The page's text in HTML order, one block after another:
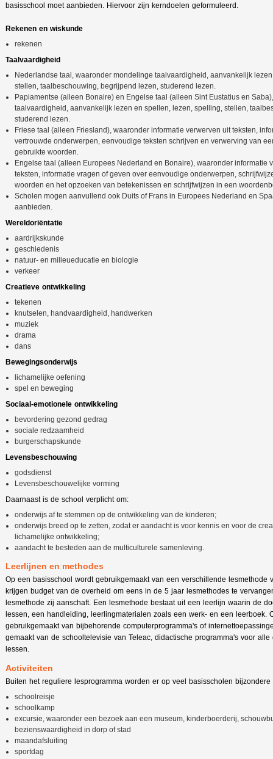
basisschool moet aanbieden. Hiervoor zijn kerndoelen geformuleerd.
Rekenen en wiskunde
rekenen
Taalvaardigheid
Nederlandse taal, waaronder mondelinge taalvaardigheid, aanvankelijk
stellen, taalbeschouwing, begrijpend lezen, studerend lezen.
Papiamentse (alleen Bonaire) en Engelse taal (alleen Sint Eustatius en
taalvaardigheid, aanvankelijk lezen en spellen, lezen, spelling, stellen,
studerend lezen.
Friese taal (alleen Friesland), waaronder informatie verwerven uit teksten,
vertrouwde onderwerpen, eenvoudige teksten schrijven en verwerving van
gebruikte woorden.
Engelse taal (alleen Europees Nederland en Bonaire), waaronder informatie
teksten, informatie vragen of geven over eenvoudige onderwerpen,
woorden en het opzoeken van betekenissen en schrijfwijzen in een
Scholen mogen aanvullend ook Duits of Frans in Europees Nederland en
aanbieden.
Wereldoriëntatie
aardrijkskunde
geschiedenis
natuur- en milieueducatie en biologie
verkeer
Creatieve ontwikkeling
tekenen
knutselen, handvaardigheid, handwerken
muziek
drama
dans
Bewegingsonderwijs
lichamelijke oefening
spel en beweging
Sociaal-emotionele ontwikkeling
bevordering gezond gedrag
sociale redzaamheid
burgerschapskunde
Levensbeschouwing
godsdienst
Levensbeschouwelijke vorming
Daarnaast is de school verplicht om:
onderwijs af te stemmen op de ontwikkeling van de kinderen;
onderwijs breed op te zetten, zodat er aandacht is voor kennis en voor de
lichamelijke ontwikkeling;
aandacht te besteden aan de multiculturele samenleving.
Leerlijnen en methodes
Op een basisschool wordt gebruikgemaakt van een verschillende lesmethode
krijgen budget van de overheid om eens in de 5 jaar lesmethodes te
lesmethode zij aanschaft. Een lesmethode bestaat uit een leerlijn waarin de
lessen, een handleiding, leerlingmaterialen zoals een werk- en een leerboek.
gebruikgemaakt van bijbehorende computerprogramma's of
gemaakt van de schooltelevisie van Teleac, didactische programma's voor
lessen.
Activiteiten
Buiten het reguliere lesprogramma worden er op veel basisscholen
schoolreisje
schoolkamp
excursie, waaronder een bezoek aan een museum, kinderboerderij,
bezienswaardigheid in dorp of stad
maandafsluiting
sportdag